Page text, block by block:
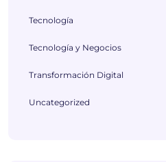
Tecnología
Tecnología y Negocios
Transformación Digital
Uncategorized